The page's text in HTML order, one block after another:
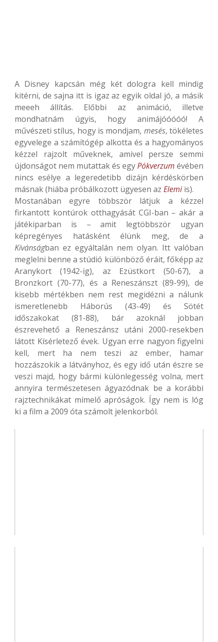
A Disney kapcsán még két dologra kell mindig
kitérni, de sajna itt is igaz az egyik oldal jó, a másik
meeeh állítás. Előbbi az animáció, illetve
mondhatnám úgyis, hogy animájóóóóó! A
művészeti stílus, hogy is mondjam, mesés, tökéletes
egyvelege a számítógép alkotta és a hagyományos
kézzel rajzolt műveknek, amivel persze semmi
újdonságot nem mutattak és egyPókverzum évében
nincs esélye a legeredetibb dizájn kérdéskörben
másnak (hiába próbálkozott ügyesen az Elemiis).
Mostanában egyre többször látjuk a kézzel
firkantott kontúrok otthagyását CGI-ban – akár a
játékiparban is – amit legtöbbször ugyan
képregényes hatásként élünk meg, de a
Kívánságban ez egyáltalán nem olyan. Itt valóban
meglelni benne a stúdió különböző éráit, főképp az
Aranykort (1942-ig), az Ezüstkort (50-67), a
Bronzkort (70-77), és a Reneszánszt (89-99), de
kisebb mértékben nem rest megidézni a nálunk
ismeretlenebb Háborús (43-49) és Sötét
időszakokat (81-88), bár azoknál jobban
észrevehető a Reneszánsz utáni 2000-resekben
látott Kísérletező évek. Ugyan erre nagyon figyelni
kell, mert ha nem teszi az ember, hamar
hozzászokik a látványhoz, és egy idő után észre se
veszi majd, hogy bármi különlegesség volna, mert
annyira természetesen ágyazódnak be a korábbi
rajztechnikákat mímelő apróságok. Így nem is lóg
ki a film a 2009 óta számolt jelenkorból.